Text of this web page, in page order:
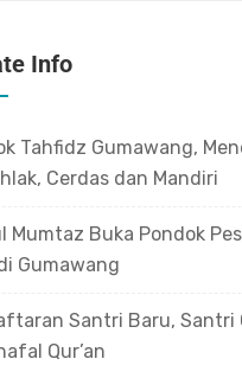
Info
Tahfidz Gumawang,
Cerdas dan Mandiri
Mumtaz Buka Pondok
Gumawang
Santri Baru, Santri
Qur’an